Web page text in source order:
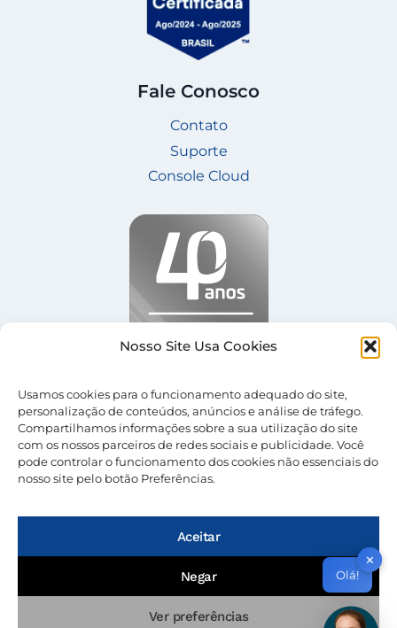
Nosso Site Usa Cookies
Usamos cookies para o funcionamento adequado do site,
personalização de conteúdos, anúncios e análise de tráfego.
Compartilhamos informações sobre a sua utilização do site
com os nossos parceiros de redes sociais e publicidade. Você
pode controlar o funcionamento dos cookies não essenciais do
nosso site pelo botão Preferências.
Aceitar
Negar
Ver preferências
Fale Conosco
Contato
Suporte
Console Cloud
© 2026 Nevolus |Termos de Uso
✕
Olá!